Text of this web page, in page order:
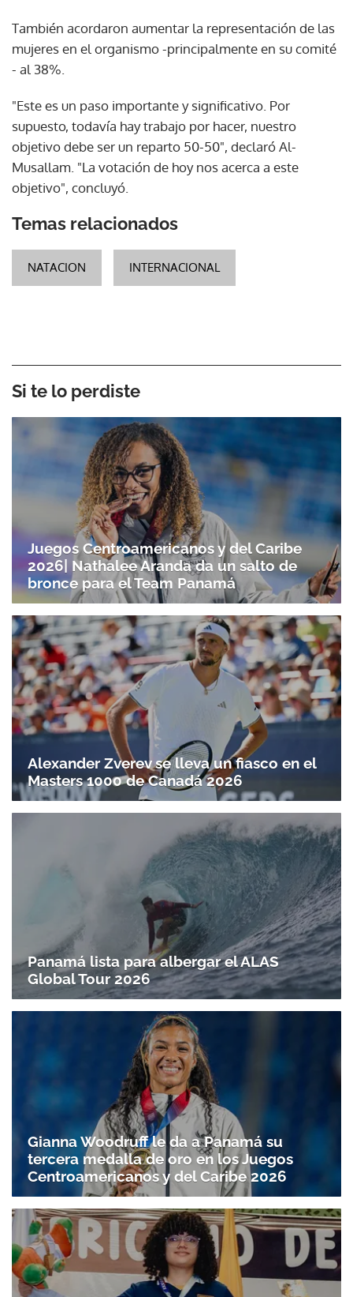
También acordaron aumentar la representación de las
mujeres en el organismo -principalmente en su comité
- al 38%.
"Este es un paso importante y significativo. Por
supuesto, todavía hay trabajo por hacer, nuestro
objetivo debe ser un reparto 50-50", declaró Al-
Musallam. "La votación de hoy nos acerca a este
objetivo", concluyó.
Temas relacionados
NATACION INTERNACIONAL
Si te lo perdiste
Juegos Centroamericanos y del Caribe
2026| Nathalee Aranda da un salto de
bronce para el Team Panamá
Alexander Zverev se lleva un fiasco en el
Masters 1000 de Canadá 2026
Panamá lista para albergar el ALAS
Global Tour 2026
Gianna Woodruff le da a Panamá su
tercera medalla de oro en los Juegos
Centroamericanos y del Caribe 2026